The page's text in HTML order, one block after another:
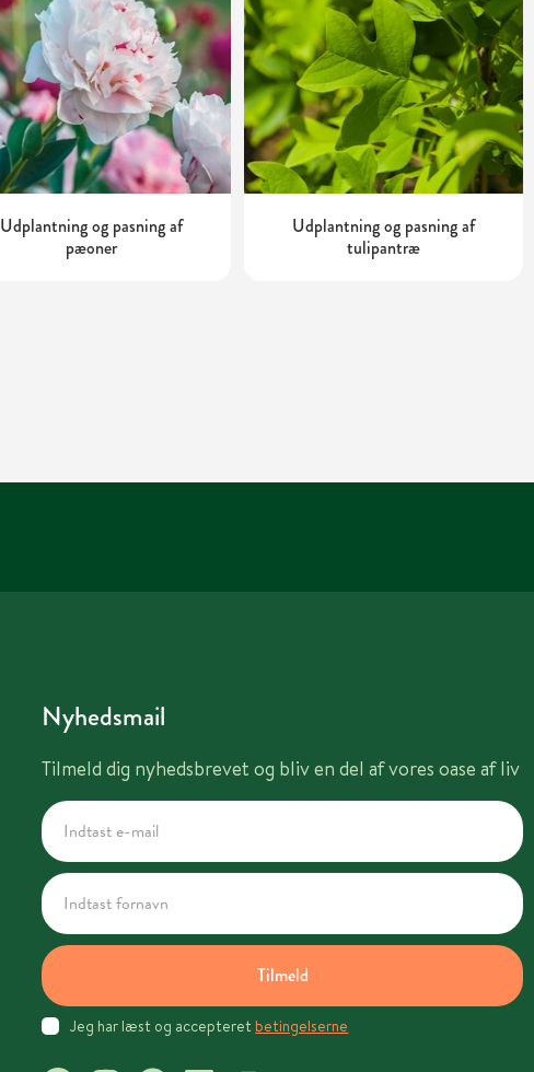
Udplantning og pasning af
pæoner
Udplantning og pasning af
tulipantræ
Nyhedsmail
Tilmeld dig nyhedsbrevet og bliv en del af vores oase af liv
Tilmeld
Jeg har læst og accepteret betingelserne